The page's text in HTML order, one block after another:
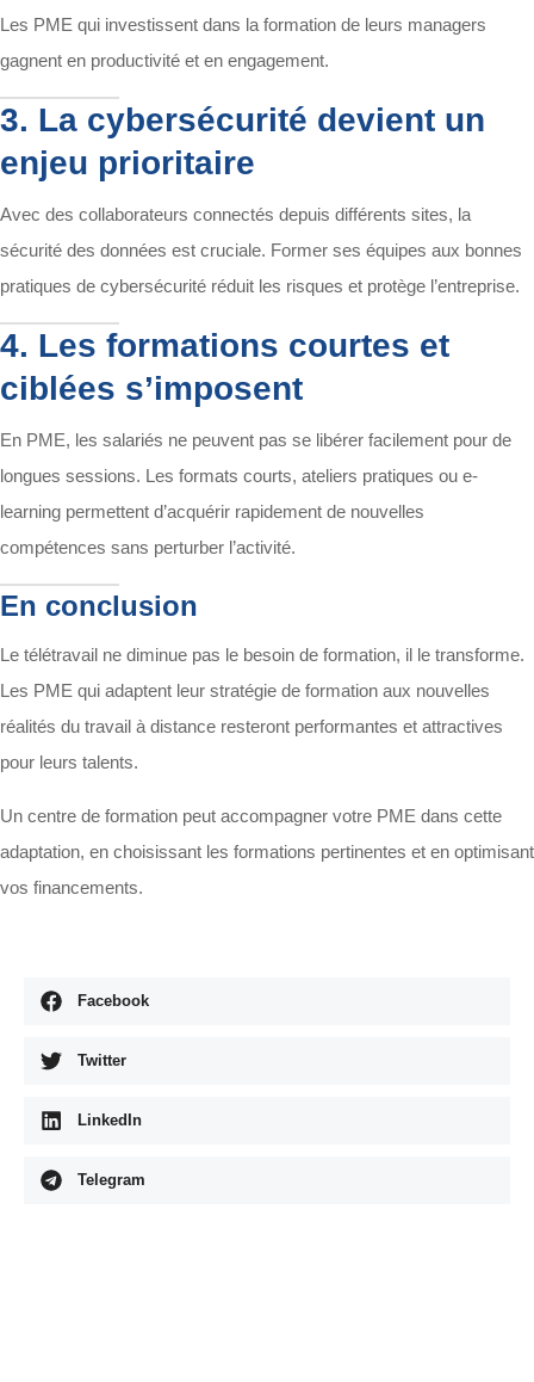
Les PME qui investissent dans la formation de leurs managers
gagnent en productivité et en engagement.
3. La cybersécurité devient un
enjeu prioritaire
Avec des collaborateurs connectés depuis différents sites, la
sécurité des données est cruciale. Former ses équipes aux bonnes
pratiques de cybersécurité réduit les risques et protège l’entreprise.
4. Les formations courtes et
ciblées s’imposent
En PME, les salariés ne peuvent pas se libérer facilement pour de
longues sessions. Les formats courts, ateliers pratiques ou e-
learning permettent d’acquérir rapidement de nouvelles
compétences sans perturber l’activité.
En conclusion
Le télétravail ne diminue pas le besoin de formation, il le transforme.
Les PME qui adaptent leur stratégie de formation aux nouvelles
réalités du travail à distance resteront performantes et attractives
pour leurs talents.
Un centre de formation peut accompagner votre PME dans cette
adaptation, en choisissant les formations pertinentes et en optimisant
vos financements.
Facebook
Twitter
LinkedIn
Telegram